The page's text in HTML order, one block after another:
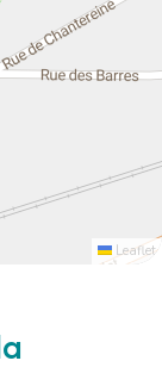
Leaflet